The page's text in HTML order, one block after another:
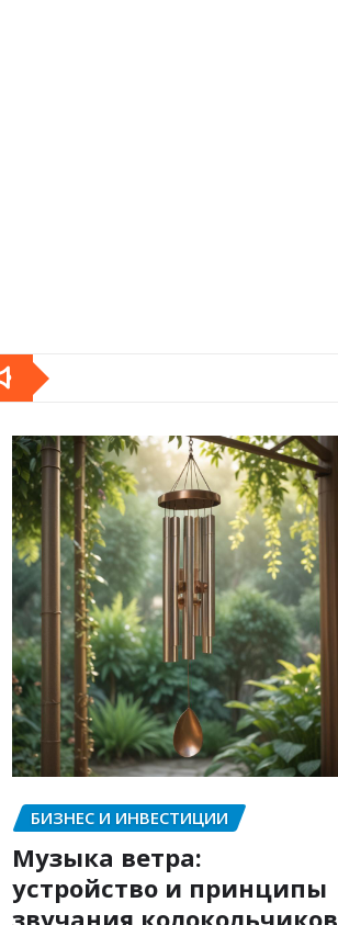
БИЗНЕС И ИНВЕСТИЦИИ
Музыка ветра:
устройство и принципы